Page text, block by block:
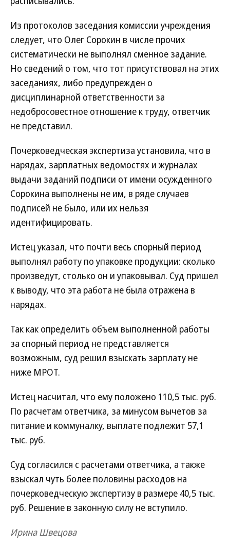
Из протоколов заседания комиссии учреждения
следует, что Олег Сорокин в числе прочих
систематически не выполнял сменное задание.
Но сведений о том, что тот присутствовал на этих
заседаниях, либо предупрежден о
дисциплинарной ответственности за
недобросовестное отношение к труду, ответчик
не представил.
Почерковедческая экспертиза установила, что в
нарядах, зарплатных ведомостях и журналах
выдачи заданий подписи от имени осужденного
Сорокина выполнены не им, в ряде случаев
подписей не было, или их нельзя
идентифицировать.
Истец указал, что почти весь спорный период
выполнял работу по упаковке продукции: сколько
произведут, столько он и упаковывал. Суд пришел
к выводу, что эта работа не была отражена в
нарядах.
Так как определить объем выполненной работы
за спорный период не представляется
возможным, суд решил взыскать зарплату не
ниже МРОТ.
Истец насчитал, что ему положено 110,5 тыс. руб.
По расчетам ответчика, за минусом вычетов за
питание и коммуналку, выплате подлежит 57,1
тыс. руб.
Суд согласился с расчетами ответчика, а также
взыскал чуть более половины расходов на
почерковедческую экспертизу в размере 40,5 тыс.
руб. Решение в законную силу не вступило.
Ирина Швецова